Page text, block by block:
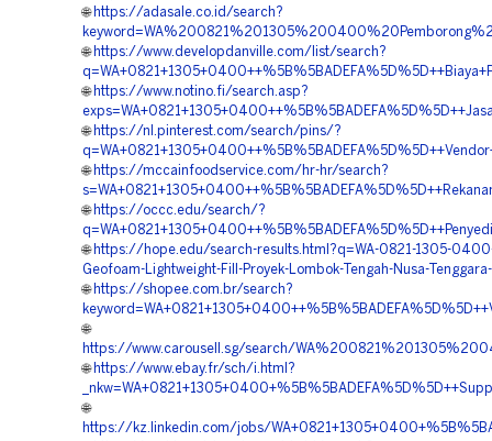
🌐 https://adasale.co.id/search?
🌐 https://www.developdanville.com/list/search?
🌐 https://www.notino.fi/search.asp?
🌐 https://nl.pinterest.com/search/pins/?
🌐 https://mccainfoodservice.com/hr-hr/search?
🌐 https://occc.edu/search/?
🌐 https://hope.edu/search-results.html?q=WA-0821-1305-
Geofoam-Lightweight-Fill-Proyek-Lombok-Tengah-Nusa-
🌐 https://shopee.com.br/search?
🌐
https://www.carousell.sg/search/
🌐 https://www.ebay.fr/sch/i.html?
🌐
https://kz.linkedin.com/jobs/